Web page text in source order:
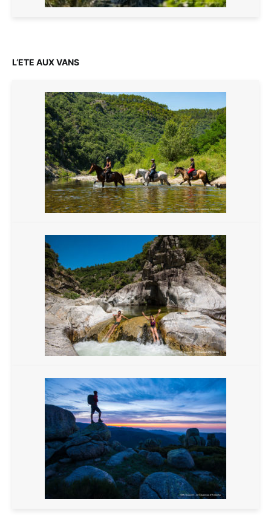
L’ETE AUX VANS